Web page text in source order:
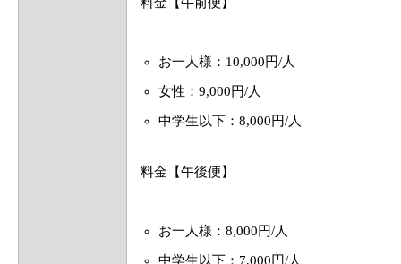
お一人様：10,000円/人
女性：9,000円/人
中学生以下：8,000円/人
料金【午後便】
お一人様：8,000円/人
中学生以下：7,000円/人